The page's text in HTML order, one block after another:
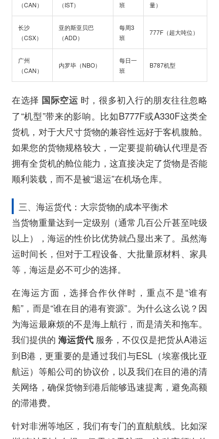
（CAN）
（IST）
班
量）
长沙
（CSX）
亚的斯亚贝巴
（ADD）
每周3
班
777F（超大吨位）
广州
（CAN）
内罗毕（NBO）
每日一
班
B787机型
在选择 国际空运 时，很多初入行的朋友往往忽略
了“机型”带来的影响。比如B777F或A330F这类全
货机，对于大尺寸货物的兼容性远好于客机腹舱。
如果您的货物规格较大，一定要提前确认代理是否
拥有全货机的舱位能力，这直接决定了货物是否能
顺利装载，而不是被“退运”在机场仓库。
三、海运货代：大宗货物的成本平衡术
当货物重量达到一定级别（通常几百公斤甚至吨级
以上），海运的性价比优势就凸显出来了。虽然海
运时间长，但对于工程设备、大批量原材料、家具
等，海运是必不可少的选择。
在海运方面，选择合作伙伴时，重点不是“谁有
船”，而是“谁在目的港有资源”。为什么这么说？因
为海运最麻烦的不是海上航行，而是清关和拖车。
我们提供的 海运货代 服务，不仅仅是把货从A港运
到B港，更重要的是通过我们与ESL（埃塞俄比亚
航运）等船公司的协议价，以及我们在目的港的清
关网络，确保货物到港后能够迅速提离，避免高额
的滞港费。
针对非洲等地区，我们有专门的直航航线。比如深